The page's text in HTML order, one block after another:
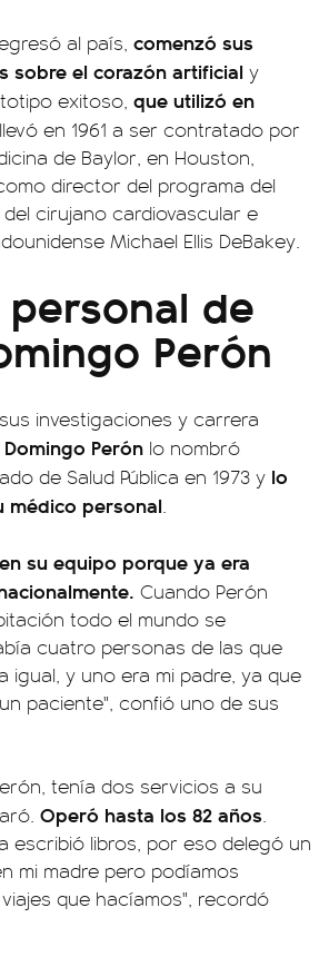
al país, comenzó sus
sobre el corazón artificial y
exitoso, que utilizó en
en 1961 a ser contratado por
de Baylor, en Houston,
director del programa del
cirujano cardiovascular e
Michael Ellis DeBakey.
de
Perón
investigaciones y carrera
Perón lo nombró
de Salud Pública en 1973 y lo
médico personal.
su equipo porque ya era
Cuando Perón
todo el mundo se
cuatro personas de las que
igual, y uno era mi padre, ya que
paciente", confió uno de sus
tenía dos servicios a su
Operó hasta los 82 años.
escribió libros, por eso delegó un
mi madre pero podíamos
que hacíamos", recordó